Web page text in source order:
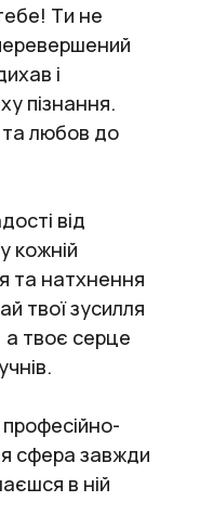
Ти не
і
пізнання.
та любов до
від
кожній
та натхнення
твої зусилля
твоє серце
сфера завжди
в ній